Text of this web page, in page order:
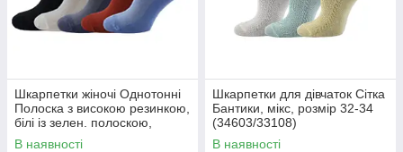
Шкарпетки жіночі Однотонні
Полоска з високою резинкою,
білі із зелен. полоскою,
розмір 36-40 (41601)
В наявності
Шкарпетки для дівчаток Сітка
Бантики, мікс, розмір 32-34
(34603/33108)
В наявності